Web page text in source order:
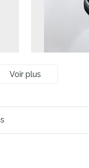
Voir plus